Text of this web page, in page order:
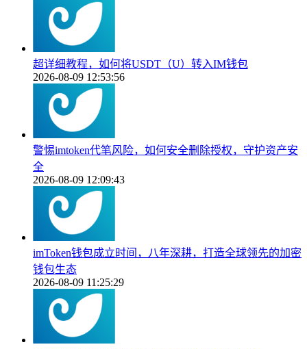
超详细教程，如何将USDT（U）转入IM钱包
2026-08-09 12:53:56
警惕imtoken代笔风险，如何安全删除授权，守护资产安
全
2026-08-09 12:09:43
imToken钱包成立时间，八年深耕，打造全球领先的加密
钱包生态
2026-08-09 11:25:29